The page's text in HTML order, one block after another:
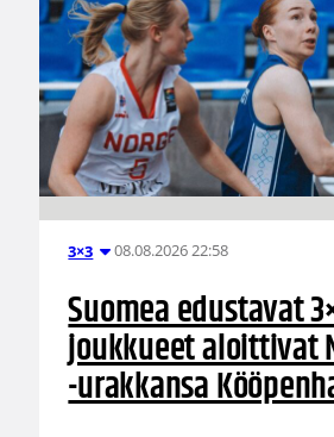
3×3 08.08.2026 22:58
Suomea edustavat
joukkueet aloittivat
-urakkansa